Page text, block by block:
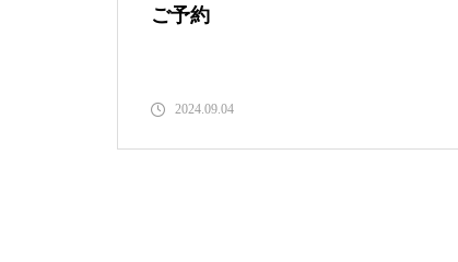
ご予約
2024.09.04